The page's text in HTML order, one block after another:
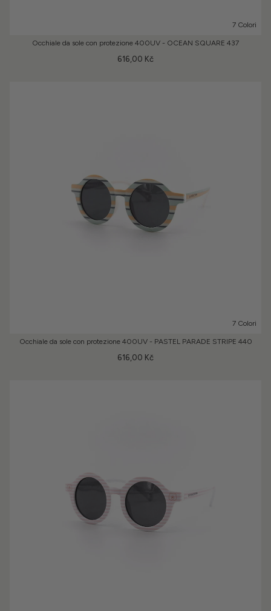
7 Colori
Occhiale da sole con protezione 400UV - OCEAN SQUARE 437
616,00 Kč
7 Colori
Occhiale da sole con protezione 400UV - PASTEL PARADE STRIPE 440
616,00 Kč